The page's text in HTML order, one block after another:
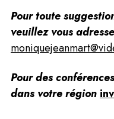
Pour toute
Pour des
dans votre région